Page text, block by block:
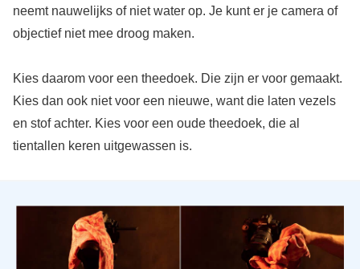
neemt nauwelijks of niet water op. Je kunt er je camera of
objectief niet mee droog maken.
Kies daarom voor een theedoek. Die zijn er voor gemaakt.
Kies dan ook niet voor een nieuwe, want die laten vezels
en stof achter. Kies voor een oude theedoek, die al
tientallen keren uitgewassen is.